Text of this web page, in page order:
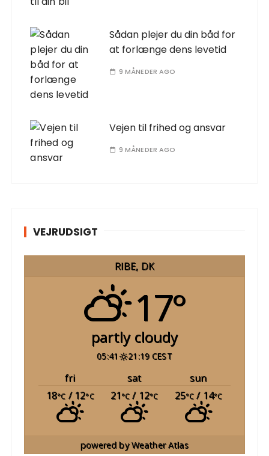
Sådan plejer du din båd for
at forlænge dens levetid
9 MÅNEDER AGO
Vejen til frihed og ansvar
9 MÅNEDER AGO
VEJRUDSIGT
RIBE, DK
17°
partly cloudy
05:41 21:19 CEST
fri sat
sun
18°C / 12°C 21°C / 12°C 25°C / 14°C
powered byWeather Atlas